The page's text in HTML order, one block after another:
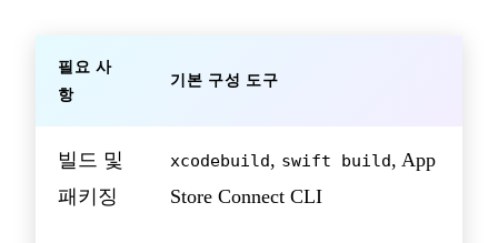
필요 사
항
기본 구성 도구
빌드 및
패키징
xcodebuild, swift build, App
Store Connect CLI